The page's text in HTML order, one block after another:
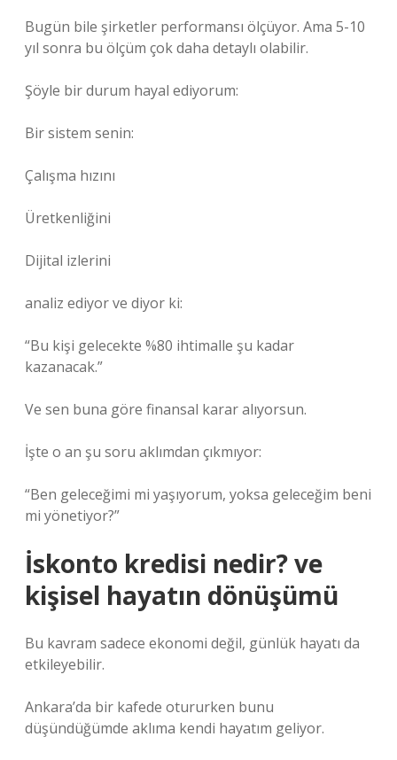
Bugün bile şirketler performansı ölçüyor. Ama 5-10
yıl sonra bu ölçüm çok daha detaylı olabilir.
Şöyle bir durum hayal ediyorum:
Bir sistem senin:
Çalışma hızını
Üretkenliğini
Dijital izlerini
analiz ediyor ve diyor ki:
“Bu kişi gelecekte %80 ihtimalle şu kadar
kazanacak.”
Ve sen buna göre finansal karar alıyorsun.
İşte o an şu soru aklımdan çıkmıyor:
“Ben geleceğimi mi yaşıyorum, yoksa geleceğim beni
mi yönetiyor?”
İskonto kredisi nedir? ve
kişisel hayatın dönüşümü
Bu kavram sadece ekonomi değil, günlük hayatı da
etkileyebilir.
Ankara’da bir kafede otururken bunu
düşündüğümde aklıma kendi hayatım geliyor.